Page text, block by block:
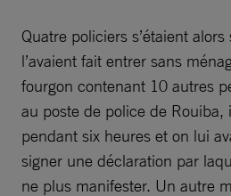
Quatre policiers s’étaient
l’avaient fait entrer sans
fourgon contenant 10 autres
au poste de police de Rouiba,
pendant six heures et on lui
signer une déclaration par
ne plus manifester. Un autre